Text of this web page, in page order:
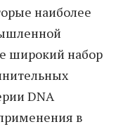
наиболее
широкий набор
DNA
в